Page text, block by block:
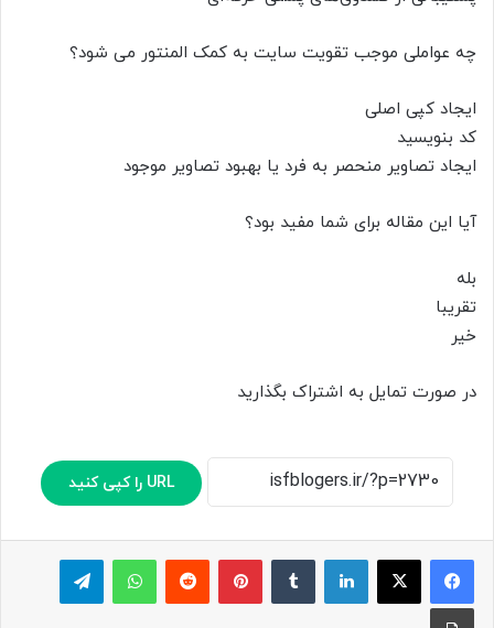
چه عواملی موجب تقویت سایت به کمک المنتور می شود؟
ایجاد کپی اصلی
کد بنویسید
ایجاد تصاویر منحصر به فرد یا بهبود تصاویر موجود
آیا این مقاله برای شما مفید بود؟
بله
تقریبا
خیر
در صورت تمایل به اشتراک بگذارید
URL را کپی کنید
لینکدین پینترست ‫رددیت واتس آپ
چاپ